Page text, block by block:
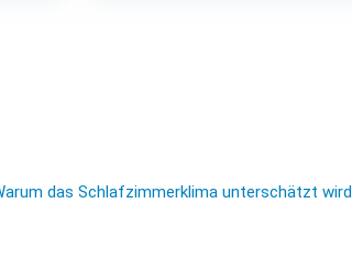
das Schlafzimmerklima unterschätzt wird